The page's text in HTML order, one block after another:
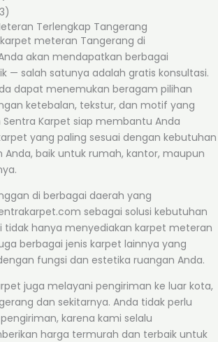
Terlengkap Tangerang
meteran Tangerang di
akan mendapatkan berbagai
— salah satunya adalah gratis konsultasi.
dapat menemukan beragam pilihan
ketebalan, tekstur, dan motif yang
Karpet siap membantu Anda
yang paling sesuai dengan kebutuhan
Anda, baik untuk rumah, kantor, maupun
di berbagai daerah yang
sebagai solusi kebutuhan
tidak hanya menyediakan karpet meteran
berbagai jenis karpet lainnya yang
fungsi dan estetika ruangan Anda.
juga melayani pengiriman ke luar kota,
dan sekitarnya. Anda tidak perlu
karena kami selalu
harga termurah dan terbaik untuk